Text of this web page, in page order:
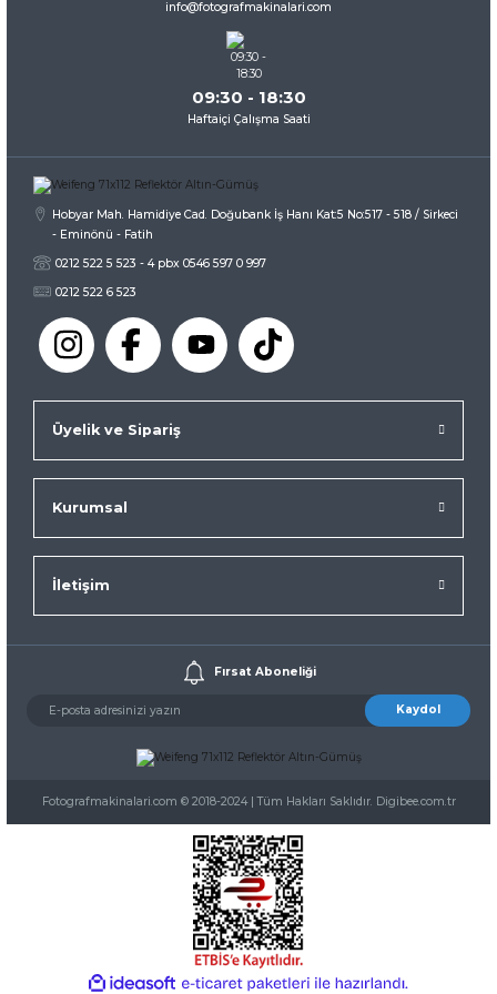
info@fotografmakinalari.com
09:30 - 18:30
Haftaiçi Çalışma Saati
Hobyar Mah. Hamidiye Cad. Doğubank İş Hanı Kat:5 No:517 - 518 / Sirkeci
- Eminönü - Fatih
0212 522 5 523 - 4 pbx 0546 597 0 997
0212 522 6 523
Üyelik ve Sipariş
Kurumsal
İletişim
Fırsat Aboneliği
Kaydol
Fotografmakinalari.com © 2018-2024 | Tüm Hakları Saklıdır. Digibee.com.tr
ideasoft e-